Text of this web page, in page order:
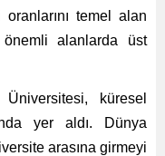
temel alan
alanlarda üst
küresel
yer aldı. Dünya
arasına girmeyi